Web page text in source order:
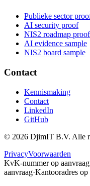
Publieke sector
AI security proof
NIS2 roadmap proof
AI evidence sample
NIS2 board sample
Contact
Kennismaking
Contact
LinkedIn
GitHub
© 2026 DjimIT B.V. Alle
PrivacyVoorwaarden
KvK-nummer op aanvraag
aanvraag·Kantooradres op